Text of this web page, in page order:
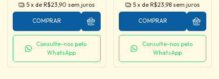
5 x de R$23,90 sem juros
COMPRAR
Consulte-nos pelo
WhatsApp
5 x de R$23,98 sem juros
COMPRAR
Consulte-nos pelo
WhatsApp